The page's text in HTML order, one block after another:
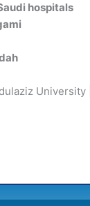
hospitals
University